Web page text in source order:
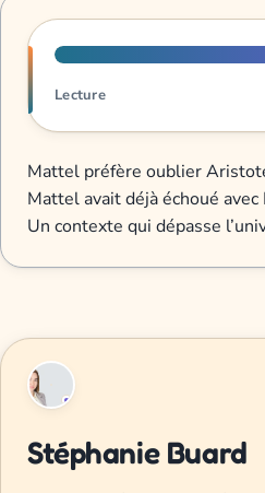
Progression de lecture
Lecture
Mattel préfère oublier
Mattel avait déjà échoué
Un contexte qui dépasse
Stéphanie Buard